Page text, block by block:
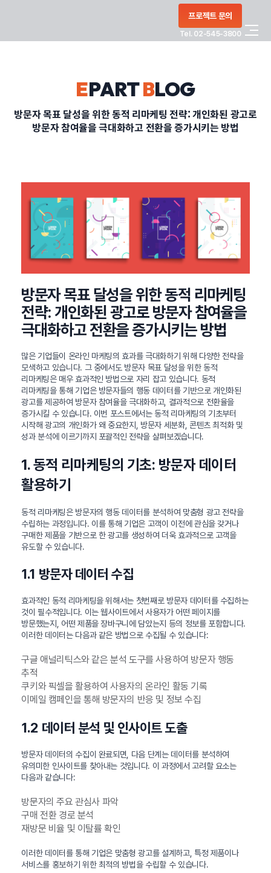
프로젝트 문의
Tel. 02-545-3800
PORTFOLIO
CONTACT
정부지원사업
EPARTBLOG
방문자 목표 달성을 위한 동적 리마케팅 전략: 개인화된 광고로
방문자 참여율을 극대화하고 전환을 증가시키는 방법
방문자 목표 달성을 위한 동적 리마케팅
전략: 개인화된 광고로 방문자 참여율을
극대화하고 전환을 증가시키는 방법
많은 기업들이 온라인 마케팅의 효과를 극대화하기 위해 다양한 전략을
모색하고 있습니다. 그 중에서도 방문자 목표 달성을 위한 동적
리마케팅은 매우 효과적인 방법으로 자리 잡고 있습니다. 동적
리마케팅을 통해 기업은 방문자들의 행동 데이터를 기반으로 개인화된
광고를 제공하여 방문자 참여율을 극대화하고, 결과적으로 전환율을
증가시킬 수 있습니다. 이번 포스트에서는 동적 리마케팅의 기초부터
시작해 광고의 개인화가 왜 중요한지, 방문자 세분화, 콘텐츠 최적화 및
성과 분석에 이르기까지 포괄적인 전략을 살펴보겠습니다.
1. 동적 리마케팅의 기초: 방문자 데이터
활용하기
동적 리마케팅은 방문자의 행동 데이터를 분석하여 맞춤형 광고 전략을
수립하는 과정입니다. 이를 통해 기업은 고객이 이전에 관심을 갖거나
구매한 제품을 기반으로 한 광고를 생성하여 더욱 효과적으로 고객을
유도할 수 있습니다.
1.1 방문자 데이터 수집
효과적인 동적 리마케팅을 위해서는 첫번째로 방문자 데이터를 수집하는
것이 필수적입니다. 이는 웹사이트에서 사용자가 어떤 페이지를
방문했는지, 어떤 제품을 장바구니에 담았는지 등의 정보를 포함합니다.
이러한 데이터는 다음과 같은 방법으로 수집될 수 있습니다:
구글 애널리틱스와 같은 분석 도구를 사용하여 방문자 행동
추적
쿠키와 픽셀을 활용하여 사용자의 온라인 활동 기록
이메일 캠페인을 통해 방문자의 반응 및 정보 수집
1.2 데이터 분석 및 인사이트 도출
방문자 데이터의 수집이 완료되면, 다음 단계는 데이터를 분석하여
유의미한 인사이트를 찾아내는 것입니다. 이 과정에서 고려할 요소는
다음과 같습니다:
방문자의 주요 관심사 파악
구매 전환 경로 분석
재방문 비율 및 이탈률 확인
이러한 데이터를 통해 기업은 맞춤형 광고를 설계하고, 특정 제품이나
서비스를 홍보하기 위한 최적의 방법을 수립할 수 있습니다.